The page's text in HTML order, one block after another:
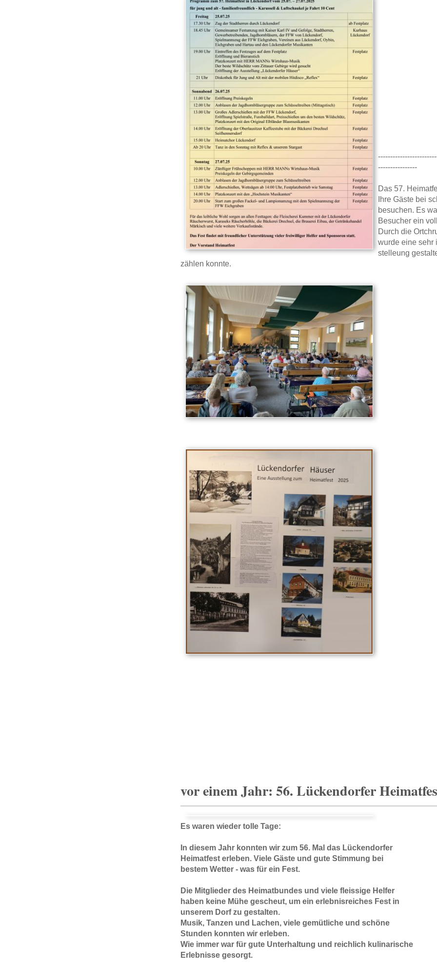
----------------
Das 57.
Ihre Gäste bei
besuchen. Es
Besucher ein
Durch die
wurde eine sehr
stelleung
zählen konnte.
vor einem Jahr: 56. Lückendorfer
Es waren wieder tolle Tage:
In diesem Jahr konnten wir zum 56. Mal das Lückendorfer
Heimatfest erleben. Viele Gäste und gute Stimmung bei
bestem Wetter - was für ein Fest.
Die Mitglieder des Heimatbundes und viele fleissige Helfer
haben keine Mühe gescheut, um ein erlebnisreiches Fest in
unserem Dorf zu gestalten.
Musik, Tanzen und Lachen, viele gemütliche und schöne
Stunden konnten wir erleben.
Wie immer war für gute Unterhaltung und reichlich kulinarische
Erlebnisse gesorgt.